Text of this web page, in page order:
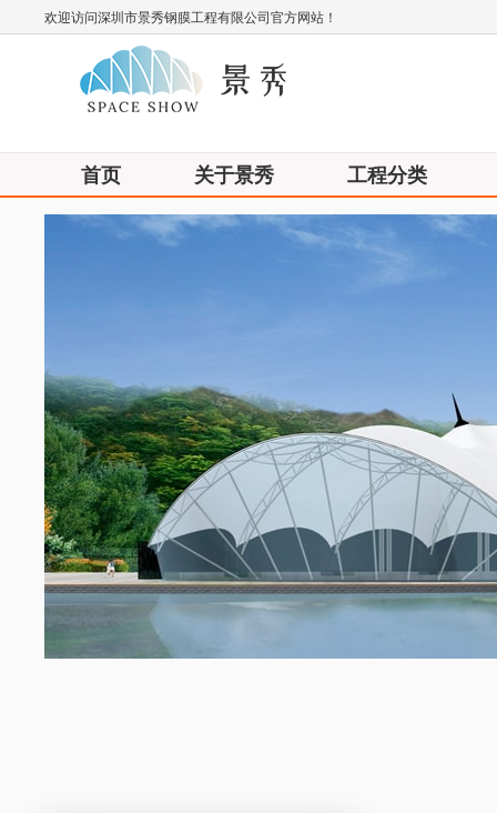
欢迎访问深圳市景秀钢膜工程有限公司官方网站！
首页 关于景秀 工程分类